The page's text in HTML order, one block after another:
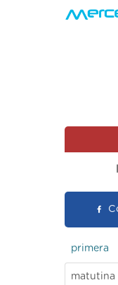
primera
matutina